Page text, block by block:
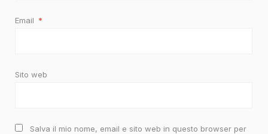
Email *
Sito web
Salva il mio nome, email e sito web in questo browser per